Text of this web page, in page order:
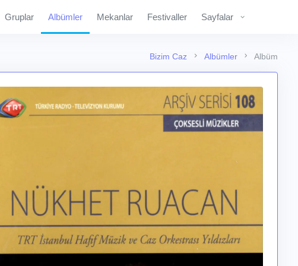
Gruplar Albümler Mekanlar Festivaller Sayfalar
Bizim Caz Albümler Albüm